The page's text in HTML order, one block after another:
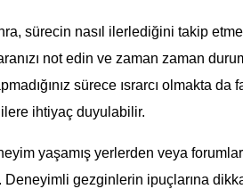
sürecin nasıl ilerlediğini takip
not edin ve zaman zaman
sürece ısrarcı olmakta
ihtiyaç duyulabilir.
yaşamış yerlerden veya
gezginlerin ipuçlarına